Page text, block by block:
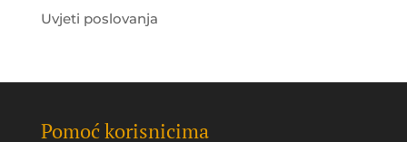
Uvjeti poslovanja
Pomoć korisnicima